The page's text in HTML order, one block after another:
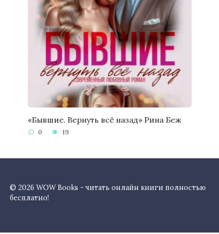
«Бывшие. Вернуть всё назад» Рина Беж
0 19
© 2026 WOW Books - читать онлайн книги полностью
бесплатно!